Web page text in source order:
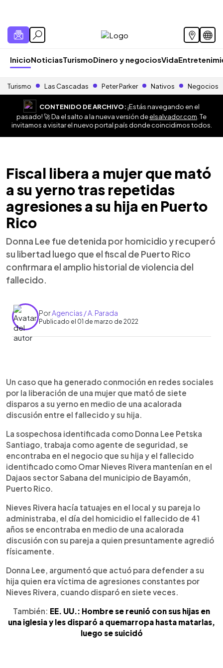
InicioNoticiasTurismoDinero y negociosVida
Turismo Las Cascadas Peter Parker Nativos Negocios
CONTENIDO DE ARCHIVO:¡Estás navegando en el
pasado! 🚀 Da el salto a la nueva versión deelsalvador.com . Te
invitamos a visitar el nuevo portal país donde coincidimos todos.
Fiscal libera a mujer que mató
a su yerno tras repetidas
agresiones a su hija en Puerto
Rico
Donna Lee fue detenida por homicidio y recuperó
su libertad luego que el fiscal de Puerto Rico
confirmara el amplio historial de violencia del
fallecido.
PorAgencias / A. Parada
Publicado el 01 de marzo de 2022
Escuchar artículo
Un caso que ha generado conmoción en redes sociales
por la liberación de una mujer que mató de siete
disparos a su yerno en medio de una acalorada
discusión entre el fallecido y su hija.
La sospechosa identificada como Donna Lee Petska
Santiago, trabaja como agente de seguridad, se
encontraba en el negocio que su hija y el fallecido
identificado como Omar Nieves Rivera mantenían en el
Dajaos sector Sabana del municipio de Bayamón,
Puerto Rico.
Nieves Rivera hacía tatuajes en el local y su pareja lo
administraba, el día del homicidio el fallecido de 41
años se encontraba en medio de una acalorada
discusión con su pareja a quien presuntamente agredió
físicamente.
Donna Lee, argumentó que actuó para defender a su
hija quien era víctima de agresiones constantes por
Nieves Rivera, cuando disparó en siete veces.
También: EE. UU.: Hombre se reunió con sus hijas en
una iglesia y les disparó a quemarropa hasta matarlas,
luego se suicidó